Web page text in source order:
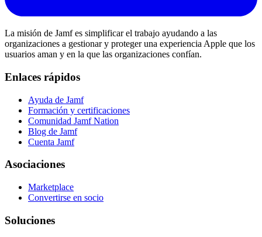
La misión de Jamf es simplificar el trabajo ayudando a las
organizaciones a gestionar y proteger una experiencia Apple que los
usuarios aman y en la que las organizaciones confían.
Enlaces rápidos
Ayuda de Jamf
Formación y certificaciones
Comunidad Jamf Nation
Blog de Jamf
Cuenta Jamf
Asociaciones
Marketplace
Convertirse en socio
Soluciones